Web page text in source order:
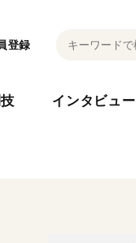
登録
インタビュー